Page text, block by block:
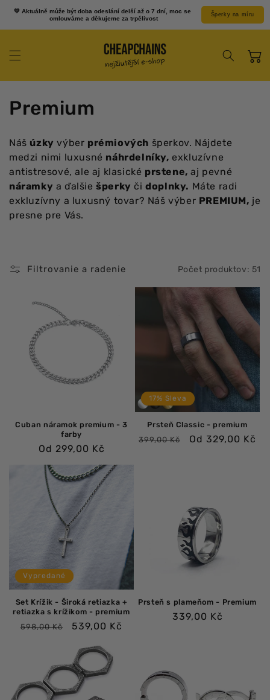
💛 Aktuálně může být doba odeslání delší až o 7 dní, moc se
omlouváme a děkujeme za trpělivost
Šperky na míru
Prejsť k
Košík
K
l
e
k
a
Premium
Náš úzky výber prémiových šperkov. Nájdete
medzi nimi luxusné náhrdelníky, exkluzívne
antistresové, ale aj klasické prstene, aj pevné
náramky a ďalšiešperky čidoplnky. Máte radi
exkluzívny a luxusný tovar? Náš výber PREMIUM, je
presne pre Vás.
Filtrovanie a radenie Počet produktov: 51
Cuban náramok premium - 3
farby
Bežná
Od 299,00 Kč
17% Sleva
Prsteň Classic - premium
Bežná
399,00 Kč
Výpredajová
Od 329,00 Kč
Vypredané
Set Krížik - Široká retiazka +
retiazka s krížikom - premium
Bežná
598,00 Kč
Výpredajová
539,00 Kč
Prsteň s plameňom - ​​Premium
Bežná
339,00 Kč